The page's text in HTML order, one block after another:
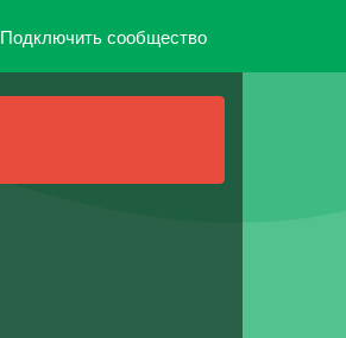
Подключить сообщество